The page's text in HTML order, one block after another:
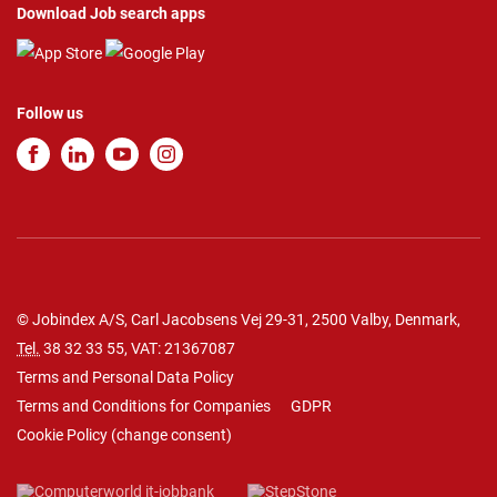
Download Job search apps
Follow us
© Jobindex A/S, Carl Jacobsens Vej 29-31, 2500 Valby, Denmark,
Tel. 38 32 33 55, VAT: 21367087
Terms and Personal Data Policy
Terms and Conditions for Companies
GDPR
Cookie Policy (change consent)